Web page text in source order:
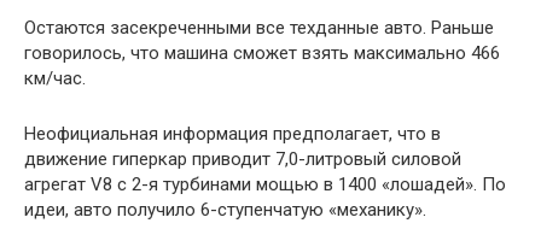
Остаются засекреченными все техданные авто. Раньше
говорилось, что машина сможет взять максимально 466
км/час.
Неофициальная информация предполагает, что в
движение гиперкар приводит 7,0-литровый силовой
агрегат V8 с 2-я турбинами мощью в 1400 «лошадей». По
идеи, авто получило 6-ступенчатую «механику».